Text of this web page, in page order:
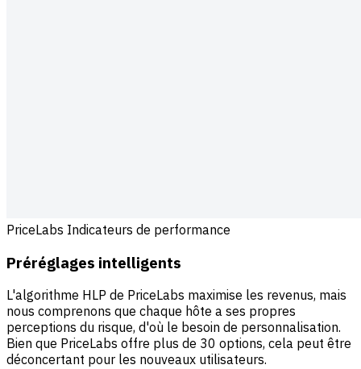
PriceLabs Indicateurs de performance
Préréglages intelligents
L'algorithme HLP de PriceLabs maximise les revenus, mais
nous comprenons que chaque hôte a ses propres
perceptions du risque, d'où le besoin de personnalisation.
Bien que PriceLabs offre plus de 30 options, cela peut être
déconcertant pour les nouveaux utilisateurs.